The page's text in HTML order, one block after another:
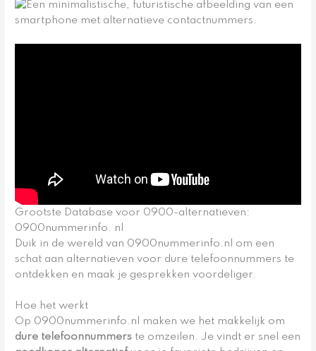
Grootste Database voor 0900-alternatieven:
0900nummerinfo. nl
Duik in de wereld van 0900nummerinfo.nl om een
schat aan alternatieven voor dure telefoonnummers te
ontdekken en maak je gesprekken voordeliger.
Hoe het werkt
Op 0900nummerinfo.nl maken we het makkelijk om
dure telefoonnummers te omzeilen. Je vindt er snel een